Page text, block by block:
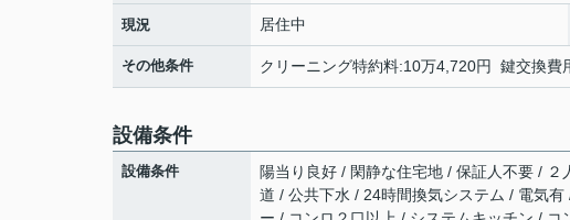
現況 居住中
その他条件 クリーニング特約料:10万4,720円 鍵交換費
設備条件
設備条件
陽当り良好 / 閑静な住宅地 / 保証人不要 /
道 / 公共下水 / 24時間換気システム / 電気